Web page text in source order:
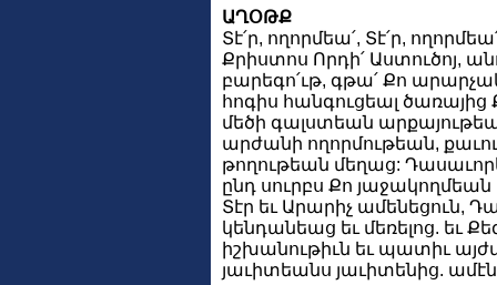
ԱՂՕԹՔ
Տէ՛ր, ողորմեա՛, Տէ՛ր,
Քրիստոս Որդի՛ Աստուծոյ,
բարեգո՛ւթ, գթա՛ Քո
հոգիս հանգուցեալ ծառայից
մեծի գալստեան
արժանի ողորմութեան,
թողութեան մեղաց:
ընդ սուրբս Քո յաջակողմեան
Տէր եւ Արարիչ ամենեցուն,
կենդանեաց եւ մեռելոց. եւ
իշխանութիւն եւ պատիւ
յաւիտեանս յաւիտենից.